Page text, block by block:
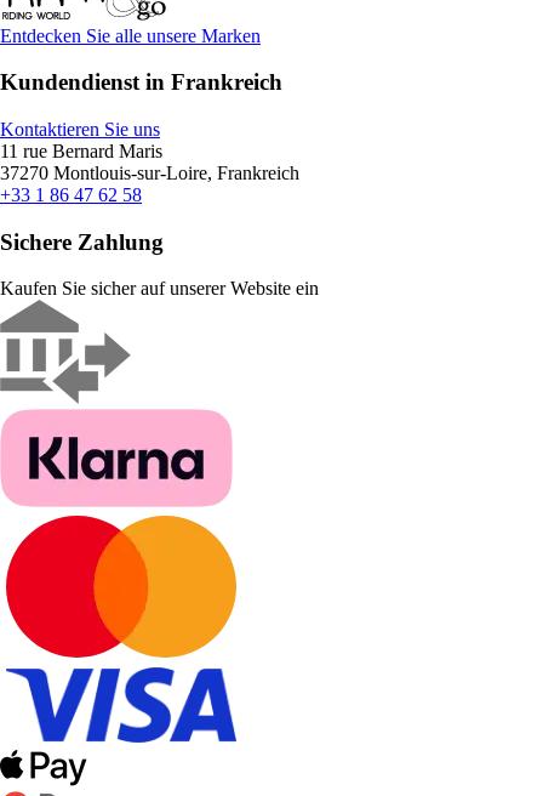
Entdecken Sie alle unsere Marken
Kundendienst in Frankreich
Kontaktieren Sie uns
11 rue Bernard Maris
37270 Montlouis-sur-Loire, Frankreich
+33 1 86 47 62 58
Sichere Zahlung
Kaufen Sie sicher auf unserer Website ein